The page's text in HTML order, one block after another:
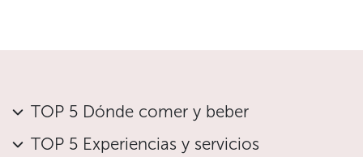
TOP 5 Dónde comer y beber
TOP 5 Experiencias y servicios